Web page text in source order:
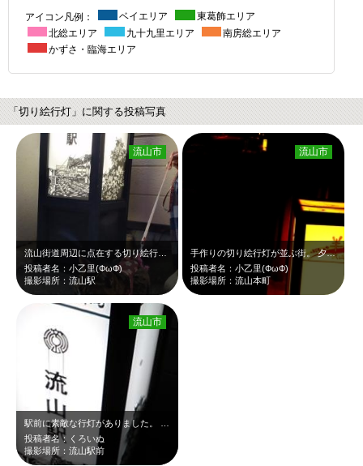
アイコン凡例： ベイエリア
東葛飾エリア
北総エリア
九十九里エリア
南房総エリア
かずさ・臨海エリア
「切り絵行灯」に関する投稿写真
流山街道周辺に点在する切り絵行灯は、素晴らしい。
投稿者名：小乙里(ФωФ)
撮影場所：流山駅
流山市
手作りの切り絵行灯が並ぶ街。 夕暮れ時は、美しい
投稿者名：小乙里(ФωФ)
撮影場所：流山本町
流山市
投稿者名：くろいぬ
撮影場所：流山駅前
流山市